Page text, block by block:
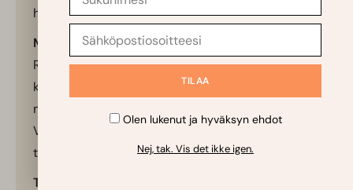
hilseilee helposti haarukalla.
Muunnelma:
Ripottele salaatin päälle tuoretta hakattua
korianteria ja hieman hienonnettua punasipulia,
niin saat autenttisemman meksikolaisen maun.
Voit myös paloitella lohen pienemmiksi paloiksi ja
tarjoilla sen tortilloissa tacoina.
Tarjoilu:
Olen lukenut ja hyväksyn ehdot
Nej, tak. Vis det ikke igen.
✨Kysy AI-Kokkilta